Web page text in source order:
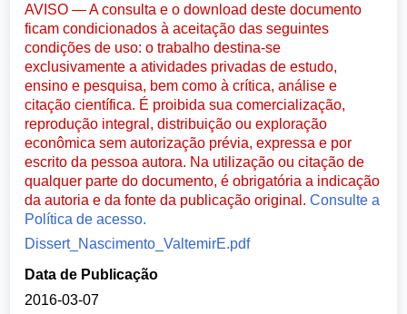
AVISO — A consulta e o download deste documento
ficam condicionados à aceitação das seguintes
condições de uso: o trabalho destina-se
exclusivamente a atividades privadas de estudo,
ensino e pesquisa, bem como à crítica, análise e
citação científica. É proibida sua comercialização,
reprodução integral, distribuição ou exploração
econômica sem autorização prévia, expressa e por
escrito da pessoa autora. Na utilização ou citação de
qualquer parte do documento, é obrigatória a indicação
da autoria e da fonte da publicação original.Consulte a
Política de acesso.
Dissert_Nascimento_ValtemirE.pdf
Data de Publicação
2016-03-07